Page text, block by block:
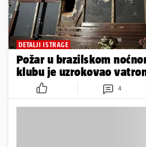
DETALJI ISTRAGE
Požar u brazilskom
klubu je uzrokovao
4